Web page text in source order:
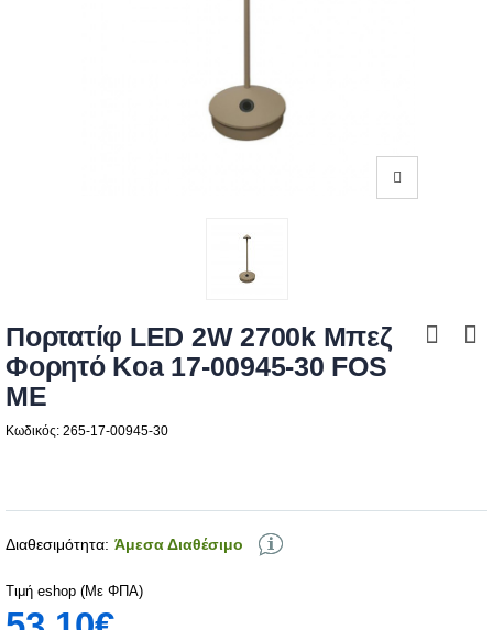
Πορτατίφ LED 2W 2700k Μπεζ
Φορητό Koa 17-00945-30 FOS
ME
Κωδικός: 265-17-00945-30
Διαθεσιμότητα: Άμεσα Διαθέσιμο
Τιμή eshop (Με ΦΠΑ)